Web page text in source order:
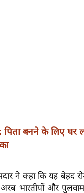
बनने के लिए
ने कहा कि यह बेहद
भारतीयों और